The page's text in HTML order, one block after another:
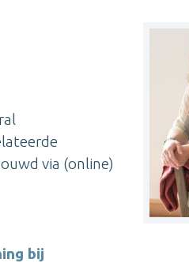
via (online)
bij